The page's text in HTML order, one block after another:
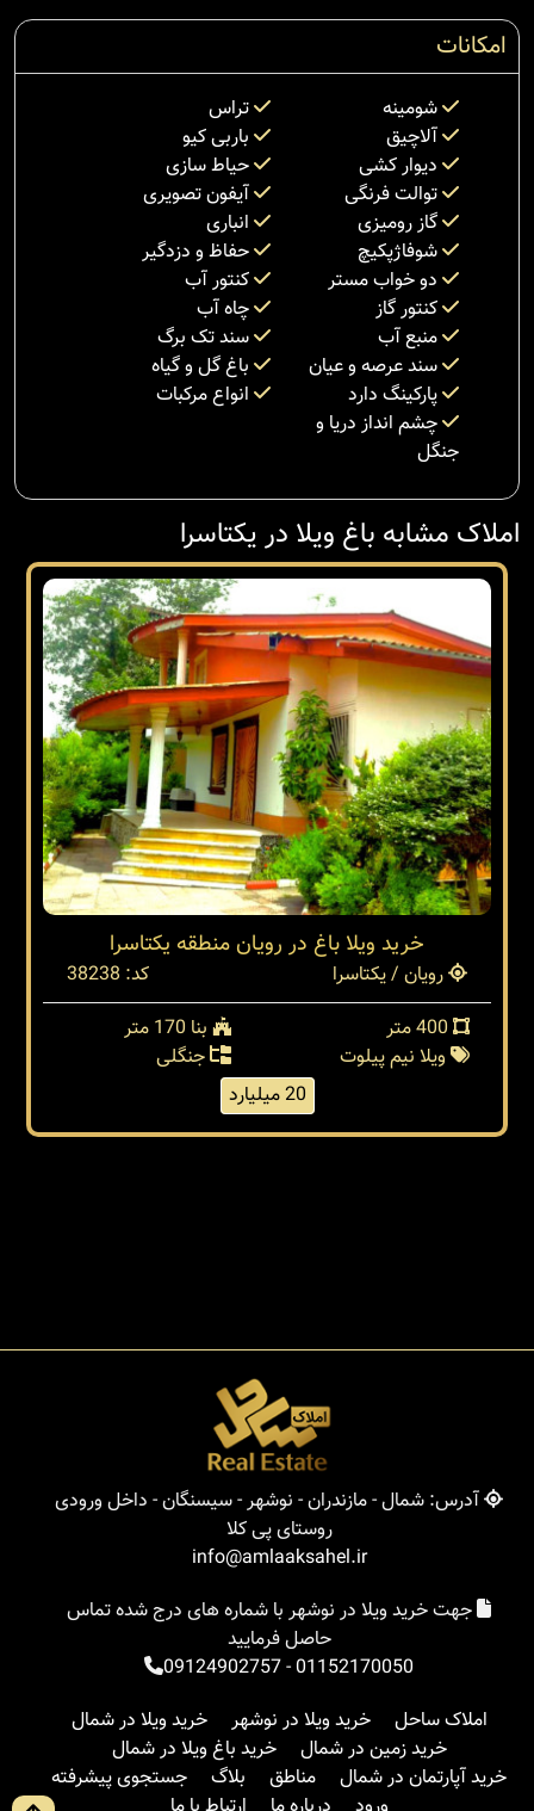
امکانات
شومینه
تراس
آلاچیق
باربی کیو
دیوار کشی
حیاط سازی
توالت فرنگی
آیفون تصویری
گاز رومیزی
انباری
شوفاژپکیچ
حفاظ و دزدگیر
دو خواب مستر
کنتور آب
کنتور گاز
چاه آب
منبع آب
سند تک برگ
سند عرصه و عیان
باغ گل و گیاه
پارکینگ دارد
انواع مرکبات
چشم انداز دریا و
جنگل
املاک مشابه باغ ویلا در یکتاسرا
خرید ویلا باغ در رویان منطقه یکتاسرا
رویان / یکتاسرا
کد: 38238
بنا 170 متر
ویلا نیم پیلوت
جنگلی
20 میلیارد
آدرس: شمال - مازندران - نوشهر - سیسنگان - داخل ورودی
روستای پی کلا
info@amlaaksahel.ir
جهت خرید ویلا در نوشهر با شماره های درج شده تماس
حاصل فرمایید
01152170050
-
09124902757
املاک ساحل
خرید ویلا در نوشهر
خرید ویلا در شمال
خرید زمین در شمال
خرید باغ ویلا در شمال
خرید آپارتمان در شمال
مناطق بلاگ
جستجوی پیشرفته